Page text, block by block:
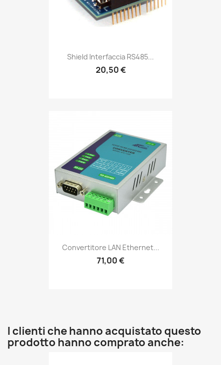
Shield Interfaccia RS485...
20,50 €
Convertitore LAN Ethernet...
71,00 €
I clienti che hanno acquistato questo
prodotto hanno comprato anche: